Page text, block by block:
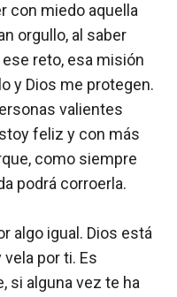
con miedo aquella
orgullo, al saber
reto, esa misión
y Dios me protegen.
valientes
feliz y con más
como siempre
podrá corroerla.
algo igual. Dios está
por ti. Es
si alguna vez te ha